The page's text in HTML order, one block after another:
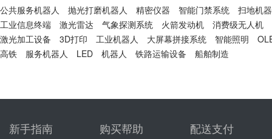
公共服务机器人
抛光打磨机器人 精密仪器 智能门禁系统
扫地机
工业信息终端
激光雷达 气象探测系统 火箭发动机
消费级无人机
激光加工设备
3D打印 工业机器人 大屏幕拼接系统 智能照明
高铁
服务机器人 LED 机器人 铁路运输设备 船舶制造
新手指南 购买帮助 配送支付